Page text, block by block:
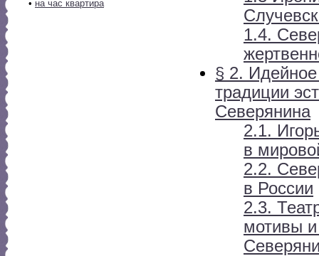
• на час квартира
1.4.
§ 2. Идейное
традиции
Северянина
2.1.
в
2.2.
в России
2.3.
мотивы